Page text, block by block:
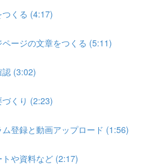
つくる (4:17)
ージの文章をつくる (5:11)
認 (3:02)
づくり (2:23)
ム登録と動画アップロード (1:56)
トや資料など (2:17)